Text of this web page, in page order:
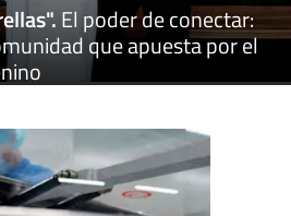
.El poder de conectar:
que apuesta por el